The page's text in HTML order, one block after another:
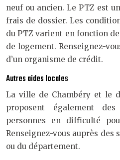
neuf ou ancien. Le PTZ est
frais de dossier. Les
du PTZ varient en fonction
de logement. Renseignez-
d’un organisme de crédit.
Autres aides locales
La ville de Chambéry et le
proposent également
personnes en difficulté
Renseignez-vous auprès des
ou du département.